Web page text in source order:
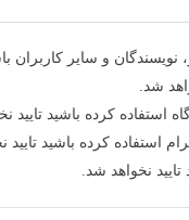
و سایر کاربران
شد.
استفاده کرده باشید تایید
استفاده کرده باشید تایید
نخواهد شد.